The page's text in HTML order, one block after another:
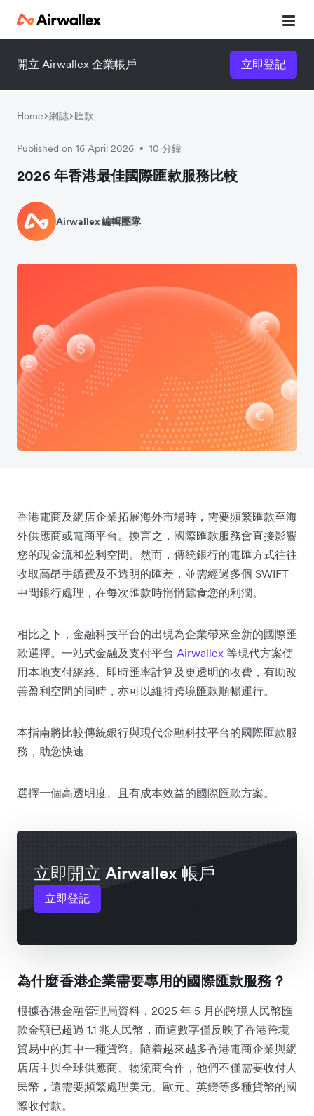
開立 Airwallex 企業帳戶 立即登記
Home 網誌 匯款
Published on 16 April 2026 • 10 分鐘
2026 年香港最佳國際匯款服務比較
Airwallex 編輯團隊
香港電商及網店企業拓展海外市場時，需要頻繁匯款至海
外供應商或電商平台。換言之，國際匯款服務會直接影響
您的現金流和盈利空間。然而，傳統銀行的電匯方式往往
收取高昂手續費及不透明的匯差，並需經過多個 SWIFT
中間銀行處理，在每次匯款時悄悄蠶食您的利潤。
相比之下，金融科技平台的出現為企業帶來全新的國際匯
款選擇。一站式金融及支付平台 Airwallex 等現代方案使
用本地支付網絡、即時匯率計算及更透明的收費，有助改
善盈利空間的同時，亦可以維持跨境匯款順暢運行。
本指南將比較傳統銀行與現代金融科技平台的國際匯款服
務，助您快速
選擇一個高透明度、且有成本效益的國際匯款方案。
立即開立 Airwallex 帳戶
立即登記
為什麼香港企業需要專用的國際匯款服務？
根據香港金融管理局資料，2025 年 5 月的跨境人民幣匯
款金額已超過 1.1 兆人民幣，而這數字僅反映了香港跨境
貿易中的其中一種貨幣。隨着越來越多香港電商企業與網
店店主與全球供應商、物流商合作，他們不僅需要收付人
民幣，還需要頻繁處理美元、歐元、英鎊等多種貨幣的國
際收付款。
立即觀看 3 分鐘體驗短片
請填寫資料以觀體驗短片：